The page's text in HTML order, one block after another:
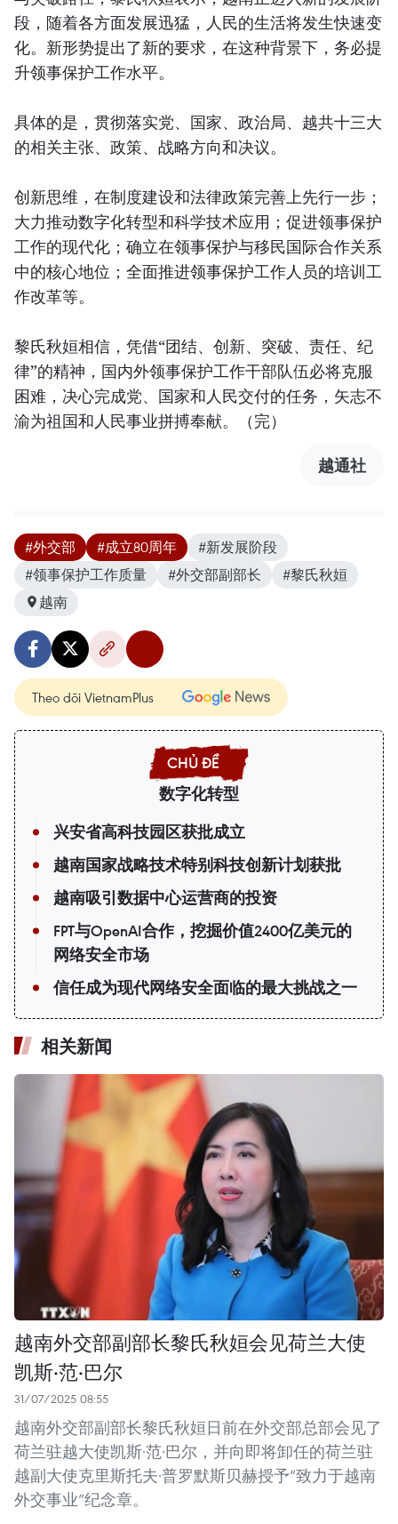
段，随着各方面发展迅猛，人民的生活将发生快速变
化。新形势提出了新的要求，在这种背景下，务必提
升领事保护工作水平。
具体的是，贯彻落实党、国家、政治局、越共十三大
的相关主张、政策、战略方向和决议。
创新思维，在制度建设和法律政策完善上先行一步；
大力推动数字化转型和科学技术应用；促进领事保护
工作的现代化；确立在领事保护与移民国际合作关系
中的核心地位；全面推进领事保护工作人员的培训工
作改革等。
黎氏秋姮相信，凭借“团结、创新、突破、责任、纪
律”的精神，国内外领事保护工作干部队伍必将克服
困难，决心完成党、国家和人民交付的任务，矢志不
渝为祖国和人民事业拼搏奉献。（完）
越通社
#外交部 #成立80周年
#新发展阶段
#领事保护工作质量
#外交部副部长
#黎氏秋姮
越南
Theo dõi VietnamPlus
数字化转型
兴安省高科技园区获批成立
越南国家战略技术特别科技创新计划获批
越南吸引数据中心运营商的投资
FPT与OpenAI合作，挖掘价值2400亿美元的
网络安全市场
信任成为现代网络安全面临的最大挑战之一
相关新闻
越南外交部副部长黎氏秋姮会见荷兰大使
凯斯·范·巴尔
31/07/2025 08:55
越南外交部副部长黎氏秋姮日前在外交部总部会见了
荷兰驻越大使凯斯·范·巴尔，并向即将卸任的荷兰驻
越副大使克里斯托夫·普罗默斯贝赫授予“致力于越南
外交事业”纪念章。